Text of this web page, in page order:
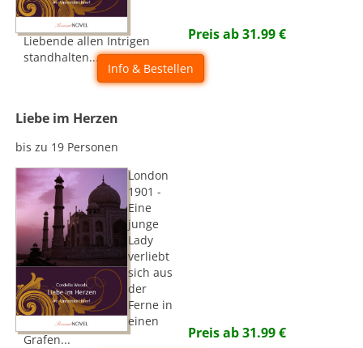
Liebende allen Intrigen
standhalten...
Preis ab31.99€
Info & Bestellen
Liebe im Herzen
bis zu 19 Personen
London
1901 -
Eine
junge
Lady
verliebt
sich aus
der
Ferne in
einen
Grafen...
Preis ab31.99€